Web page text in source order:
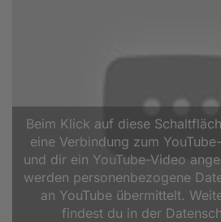
Beim Klick auf diese
eine Verbindung zum
und dir ein YouTube-Video
werden personenbezogene
an YouTube übermittelt.
findest du in der